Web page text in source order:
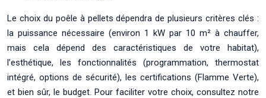
Le choix du poêle à pellets dépendra de plusieurs critères clés :
la puissance nécessaire (environ 1 kW par 10 m² à chauffer,
mais cela dépend des caractéristiques de votre habitat),
l’esthétique, les fonctionnalités (programmation, thermostat
intégré, options de sécurité), les certifications (Flamme Verte),
et bien sûr, le budget. Pour faciliter votre choix, consultez notre